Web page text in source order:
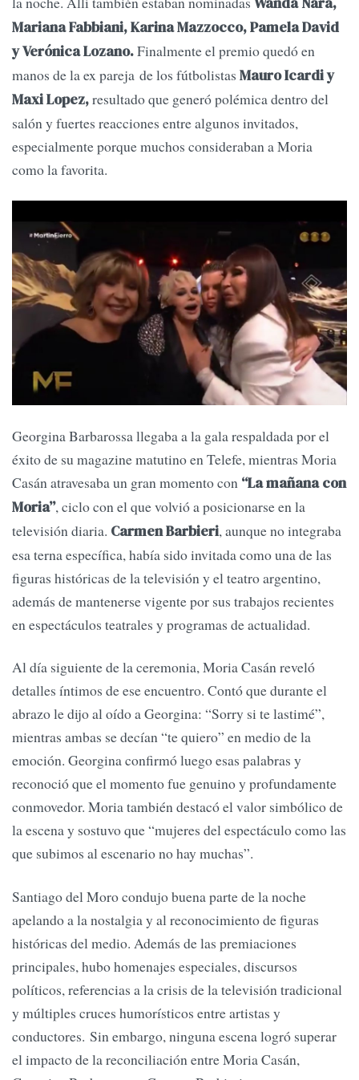
Mariana Fabbiani, Karina Mazzocco, Pamela David
y Verónica Lozano.Finalmente el premio quedó en
manos de la ex pareja de los fútbolistas Mauro Icardi y
Maxi Lopez,resultado que generó polémica dentro del
salón y fuertes reacciones entre algunos invitados,
especialmente porque muchos consideraban a Moria
como la favorita.
Georgina Barbarossa llegaba a la gala respaldada por el
éxito de su magazine matutino en Telefe, mientras Moria
Casán atravesaba un gran momento con “La mañana con
Moria”, ciclo con el que volvió a posicionarse en la
televisión diaria. Carmen Barbieri, aunque no integraba
esa terna específica, había sido invitada como una de las
figuras históricas de la televisión y el teatro argentino,
además de mantenerse vigente por sus trabajos recientes
en espectáculos teatrales y programas de actualidad.
Al día siguiente de la ceremonia, Moria Casán reveló
detalles íntimos de ese encuentro. Contó que durante el
abrazo le dijo al oído a Georgina: “Sorry si te lastimé”,
mientras ambas se decían “te quiero” en medio de la
emoción. Georgina confirmó luego esas palabras y
reconoció que el momento fue genuino y profundamente
conmovedor. Moria también destacó el valor simbólico de
la escena y sostuvo que “mujeres del espectáculo como las
que subimos al escenario no hay muchas”.
Santiago del Moro condujo buena parte de la noche
apelando a la nostalgia y al reconocimiento de figuras
históricas del medio. Además de las premiaciones
principales, hubo homenajes especiales, discursos
políticos, referencias a la crisis de la televisión tradicional
y múltiples cruces humorísticos entre artistas y
conductores. Sin embargo, ninguna escena logró superar
el impacto de la reconciliación entre Moria Casán,